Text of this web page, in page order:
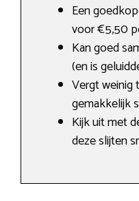
Een
voor €5,50
Kan goed
(en is
Vergt weinig
gemakkelijk
Kijk uit met
deze slijten